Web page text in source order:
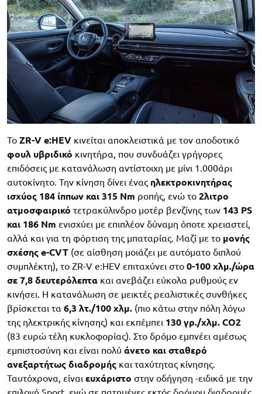
Το ZR-V e:HEV κινείται αποκλειστικά με τον αποδοτικό
φουλ υβριδικό κινητήρα, που συνδυάζει γρήγορες
επιδόσεις με κατανάλωση αντίστοιχη με μίνι 1.000άρι
αυτοκίνητο. Την κίνηση δίνει ένας ηλεκτροκινητήρας
ισχύος 184 ίππων και 315 Nm ροπής, ενώ το 2λιτρο
ατμοσφαιρικό τετρακύλινδρο μοτέρ βενζίνης των 143 PS
και 186 Nm ενισχύει με επιπλέον δύναμη όποτε χρειαστεί,
αλλά και για τη φόρτιση της μπαταρίας. Μαζί με το μονής
σχέσης e-CVT (σε αίσθηση μοιάζει με αυτόματο διπλού
συμπλέκτη), το ZR-V e:HEV επιταχύνει στο 0-100 χλμ./ώρα
σε 7,8 δευτερόλεπτα και ανεβάζει εύκολα ρυθμούς εν
κινήσει. Η κατανάλωση σε μεικτές ρεαλιστικές συνθήκες
βρίσκεται τα 6,3 λτ./100 χλμ. (πιο κάτω στην πόλη λόγω
της ηλεκτρικής κίνησης) και εκπέμπει 130 γρ./χλμ. CO2
(83 ευρώ τέλη κυκλοφορίας). Στο δρόμο εμπνέει αμέσως
εμπιστοσύνη και είναι πολύ άνετο και σταθερό
ανεξαρτήτως διαδρομής και ταχύτητας κίνησης.
Ταυτόχρονα, είναι ευχάριστο στην οδήγηση -ειδικά με την